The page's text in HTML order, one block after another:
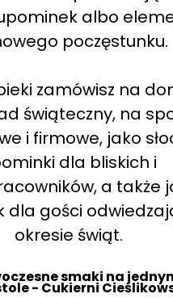
albo
poczęstunku.
zamówisz na
świąteczny, na
i firmowe, jako
dla bliskich i
a także
dla gości
okresie świąt.
smaki na
- Cukierni